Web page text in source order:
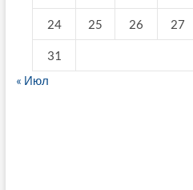
24 25 26 27
31
« Июл